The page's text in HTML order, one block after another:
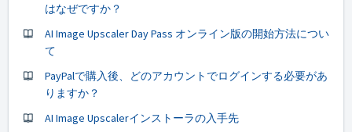
はなぜですか？
AI Image Upscaler Day Pass オンライン版の開始方法につい
て
PayPalで購入後、どのアカウントでログインする必要があ
りますか？
AI Image Upscalerインストーラの入手先